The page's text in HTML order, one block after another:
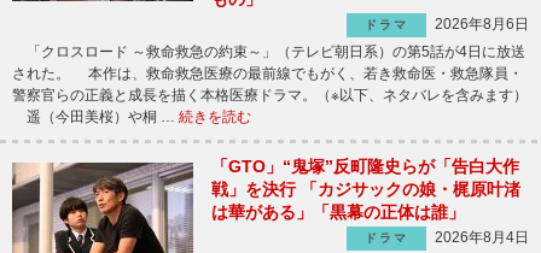
ドラマ
2026年8月6日
「クロスロード ～救命救急の約束～」（テレビ朝日系）の第5話が4日に放送
された。 本作は、救命救急医療の最前線でもがく、若き救命医・救急隊員・
警察官らの正義と成長を描く本格医療ドラマ。（※以下、ネタバレを含みます）
遥（今田美桜）や桐 … 続きを読む
「GTO」“鬼塚”反町隆史らが「告白大作
戦」を決行 「カジサックの娘・梶原叶渚
は華がある」「黒幕の正体は誰」
ドラマ
2026年8月4日